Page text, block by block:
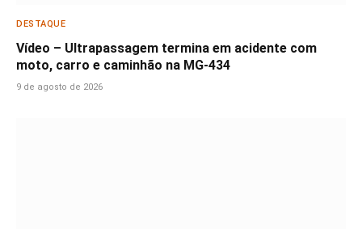
DESTAQUE
Vídeo – Ultrapassagem termina em acidente com
moto, carro e caminhão na MG-434
9 de agosto de 2026